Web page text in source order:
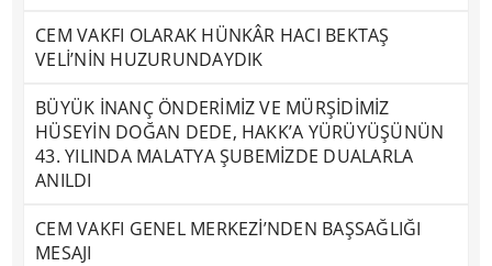
CEM VAKFI OLARAK HÜNKÂR HACI BEKTAŞ
VELİ’NİN HUZURUNDAYDIK
BÜYÜK İNANÇ ÖNDERİMİZ VE MÜRŞİDİMİZ
HÜSEYİN DOĞAN DEDE, HAKK’A YÜRÜYÜŞÜNÜN
43. YILINDA MALATYA ŞUBEMİZDE DUALARLA
ANILDI
CEM VAKFI GENEL MERKEZİ’NDEN BAŞSAĞLIĞI
MESAJI